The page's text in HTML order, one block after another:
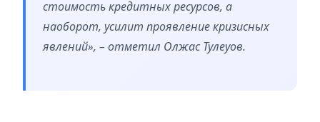
стоимость кредитных ресурсов, а
наоборот, усилит проявление кризисных
явлений», – отметил Олжас Тулеуов.